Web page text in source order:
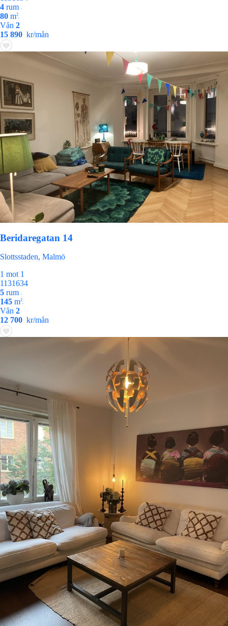
4 rum •
80 m2
•
Vån 2
15 890 kr/mån
Beridaregatan 14
Slottsstaden, Malmö
1 mot 1
1131634
5 rum •
145 m2
•
Vån 2
12 700 kr/mån